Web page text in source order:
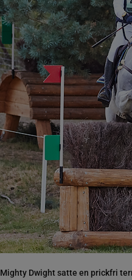
Dwight satte en prickfri